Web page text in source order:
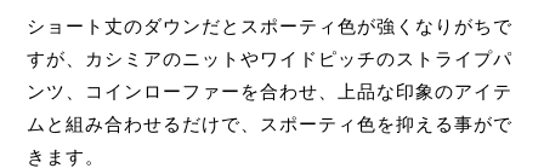
ショート丈のダウンだとスポーティ色が強くなりがちで
すが、カシミアのニットやワイドピッチのストライプパ
ンツ、コインローファーを合わせ、上品な印象のアイテ
ムと組み合わせるだけで、スポーティ色を抑える事がで
きます。